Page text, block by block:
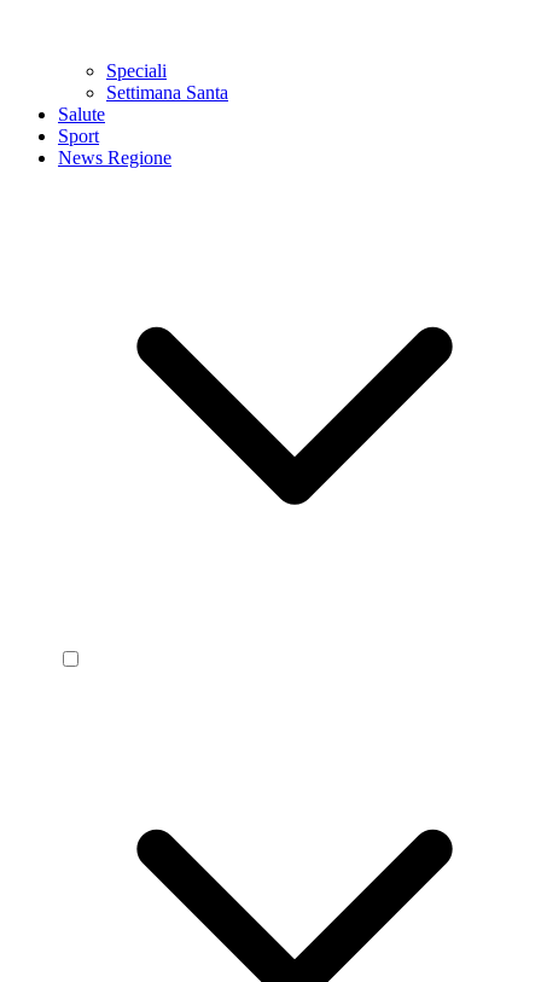
Speciali
Settimana Santa
Salute
Sport
News Regione